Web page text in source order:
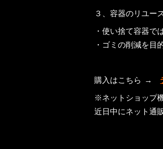
３、容器のリユー
・使い捨て容器で
・ゴミの削減を目
購入はこちら →
※ネットショップ
近日中にネット通